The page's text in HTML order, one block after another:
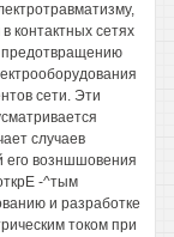
контактных сетях
предотвращению
сети. Эти
случаев
его возншшовения
-^тым
и разработке
током при